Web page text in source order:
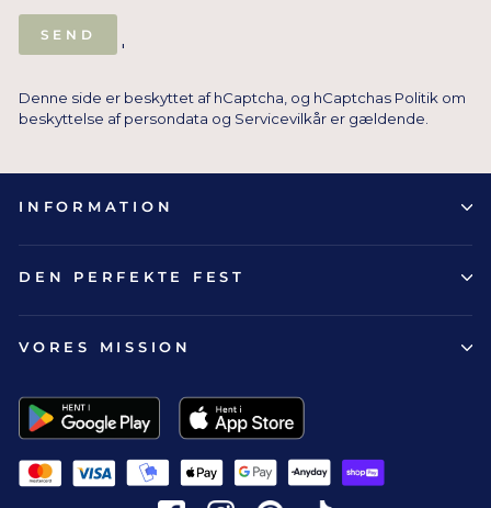
SEND
'
Denne side er beskyttet af hCaptcha, og hCaptchas Politik om
beskyttelse af persondata og Servicevilkår er gældende.
INFORMATION
DEN PERFEKTE FEST
VORES MISSION